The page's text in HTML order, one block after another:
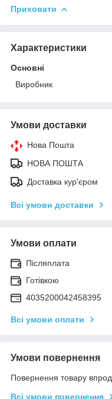
Приховати
Характеристики
Основні
Виробник
Умови доставки
Нова Пошта
НОВА ПОШТА
Доставка кур'єром
Всі умови доставки
Умови оплати
Післяплата
Готівкою
4035200042458395
Всі умови оплати
Умови повернення
Повернення товару
Всі умови повернення